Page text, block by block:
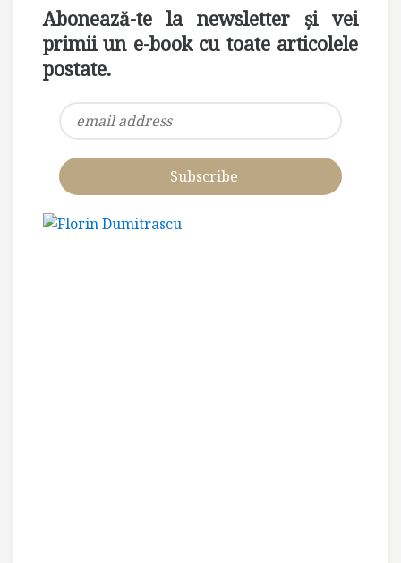
Abonează-te la newsletter și vei
primii un e-book cu toate articolele
postate.